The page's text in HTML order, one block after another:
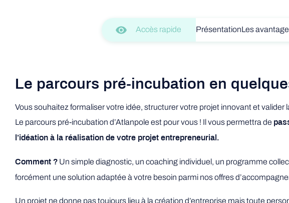
Accès rapide PrésentationLes
Le parcours pré-incubation en
Vous souhaitez formaliser votre idée, structurer votre projet innovant et valider
Le parcours pré-incubation d’Atlanpole est pour vous ! Il vous permettra de
l’idéation à la réalisation de votre projet entrepreneurial.
Comment ? Un simple diagnostic, un coaching individuel, un programme
forcément une solution adaptée à votre besoin parmi nos offres
Un projet ne donne pas toujours lieu à la création d’entreprise mais toute